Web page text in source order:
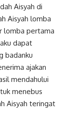
Aisyah di
Aisyah lomba
lomba pertama
dapat
badanku
ajakan
mendahului
menebus
Aisyah teringat